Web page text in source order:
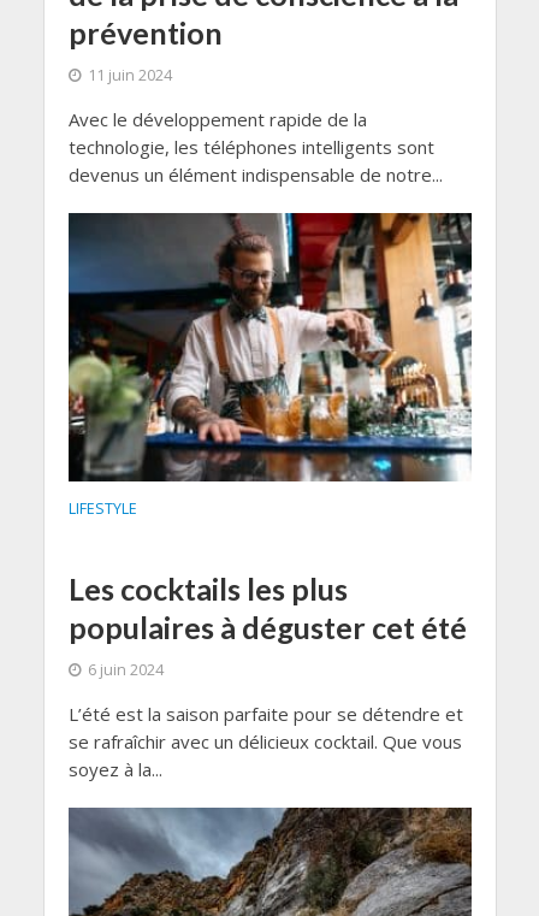
prévention
11 juin 2024
Avec le développement rapide de la
technologie, les téléphones intelligents sont
devenus un élément indispensable de notre...
LIFESTYLE
Les cocktails les plus
populaires à déguster cet été
6 juin 2024
L’été est la saison parfaite pour se détendre et
se rafraîchir avec un délicieux cocktail. Que vous
soyez à la...